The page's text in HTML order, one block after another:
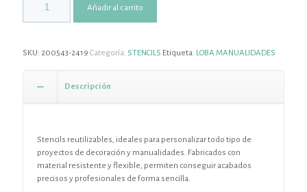
Añadir al carrito
SKU: 200543-2419 Categoría: STENCILS Etiqueta: LOBA MANUALIDADES
Descripción
Stencils reutilizables, ideales para personalizar todo tipo de
proyectos de decoración y manualidades. Fabricados con
material resistente y flexible, permiten conseguir acabados
precisos y profesionales de forma sencilla.